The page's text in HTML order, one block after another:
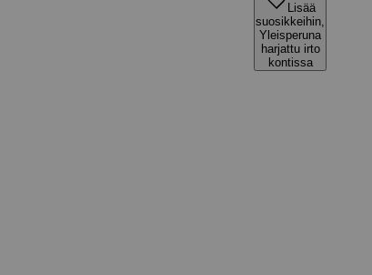
Lisää
suosikkeihin,
Yleisperuna
harjattu irto
kontissa